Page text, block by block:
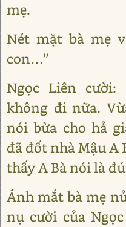
mẹ.
Nét mặt bà mẹ
con…”
Ngọc Liên cười:
không đi nữa.
nói bừa cho hả
đã đốt nhà Mậu A
thấy A Bà nói là
Ánh mắt bà mẹ
nụ cười của